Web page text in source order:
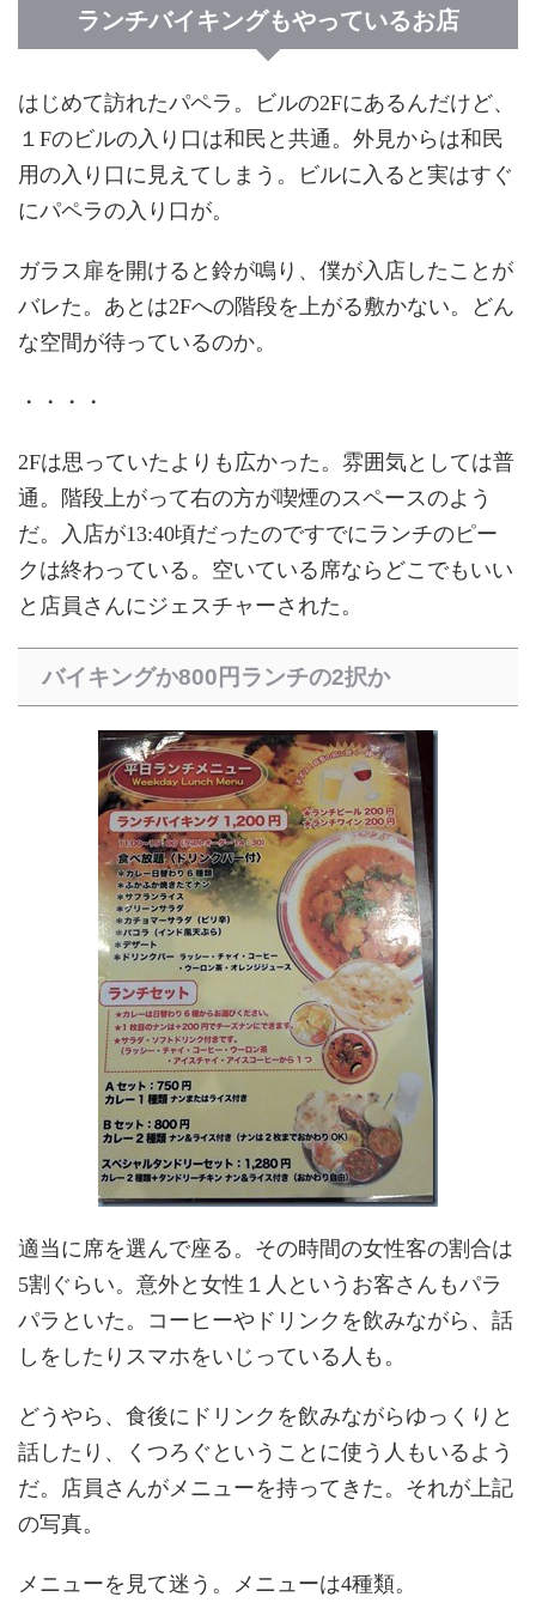
ランチバイキングもやっているお店
はじめて訪れたパペラ。ビルの2Fにあるんだけど、
１Fのビルの入り口は和民と共通。外見からは和民
用の入り口に見えてしまう。ビルに入ると実はすぐ
にパペラの入り口が。
ガラス扉を開けると鈴が鳴り、僕が入店したことが
バレた。あとは2Fへの階段を上がる敷かない。どん
な空間が待っているのか。
・・・・
2Fは思っていたよりも広かった。雰囲気としては普
通。階段上がって右の方が喫煙のスペースのよう
だ。入店が13:40頃だったのですでにランチのピー
クは終わっている。空いている席ならどこでもいい
と店員さんにジェスチャーされた。
バイキングか800円ランチの2択か
適当に席を選んで座る。その時間の女性客の割合は
5割ぐらい。意外と女性１人というお客さんもパラ
パラといた。コーヒーやドリンクを飲みながら、話
しをしたりスマホをいじっている人も。
どうやら、食後にドリンクを飲みながらゆっくりと
話したり、くつろぐということに使う人もいるよう
だ。店員さんがメニューを持ってきた。それが上記
の写真。
メニューを見て迷う。メニューは4種類。